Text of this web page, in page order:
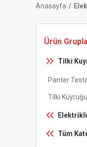
Anasayfa
Ürün
Tilki
Panter
Tilki Kuyruğu
Tüm